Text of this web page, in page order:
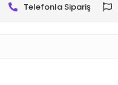
Telefonla Sipariş